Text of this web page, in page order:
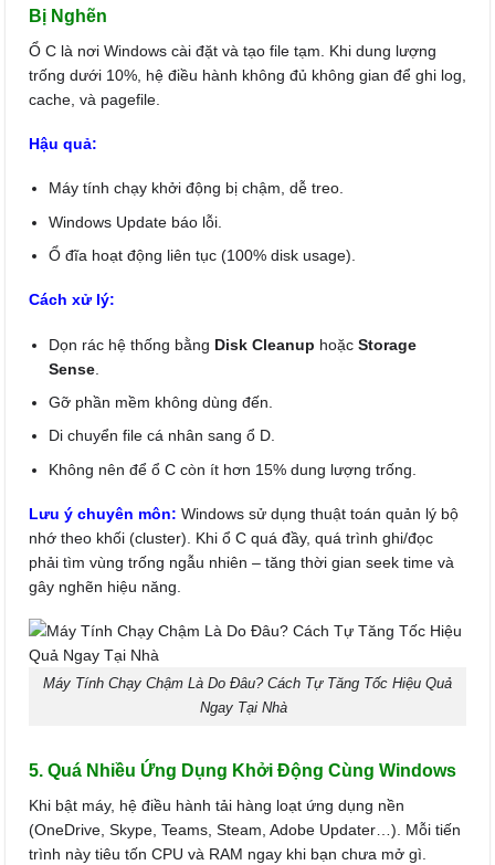
Bị Nghẽn
Ổ C là nơi Windows cài đặt và tạo file tạm. Khi dung lượng
trống dưới 10%, hệ điều hành không đủ không gian để ghi log,
cache, và pagefile.
Hậu quả:
Máy tính chạy khởi động bị chậm, dễ treo.
Windows Update báo lỗi.
Ổ đĩa hoạt động liên tục (100% disk usage).
Cách xử lý:
Dọn rác hệ thống bằng Disk Cleanup hoặcStorage
Sense
Gỡ phần mềm không dùng đến.
Di chuyển file cá nhân sang ổ D.
Không nên để ổ C còn ít hơn 15% dung lượng trống.
Lưu ý chuyên môn: Windows sử dụng thuật toán quản lý bộ
nhớ theo khối (cluster). Khi ổ C quá đầy, quá trình ghi/đọc
phải tìm vùng trống ngẫu nhiên – tăng thời gian seek time và
gây nghẽn hiệu năng.
Máy Tính Chạy Chậm Là Do Đâu? Cách Tự Tăng Tốc Hiệu Quả
Ngay Tại Nhà
5. Quá Nhiều Ứng Dụng Khởi Động Cùng Windows
Khi bật máy, hệ điều hành tải hàng loạt ứng dụng nền
(OneDrive, Skype, Teams, Steam, Adobe Updater…). Mỗi tiến
trình này tiêu tốn CPU và RAM ngay khi bạn chưa mở gì.